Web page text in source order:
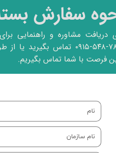
سفارش
دریافت مشاوره و راهنمایی
۷۸۲۸-۵۴۸-۰۹۱۵ تماس
فرصت با شما تماس بگیریم.